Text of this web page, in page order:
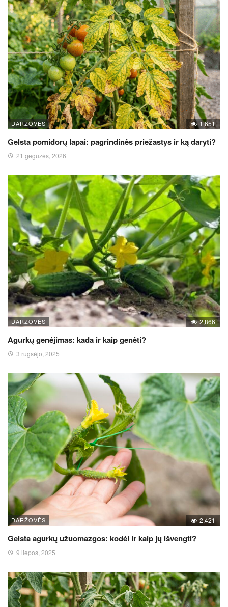
DARŽOVĖS 1,651
Gelsta pomidorų lapai: pagrindinės priežastys ir ką daryti?
21 gegužės, 2026
DARŽOVĖS 2,866
Agurkų genėjimas: kada ir kaip genėti?
3 rugsėjo, 2025
DARŽOVĖS 2,421
Gelsta agurkų užuomazgos: kodėl ir kaip jų išvengti?
9 liepos, 2025